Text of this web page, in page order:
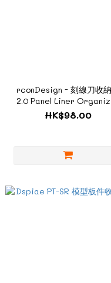
rconDesign - 刻線刀收
2.0 Panel Liner
2.0
HK$98.00